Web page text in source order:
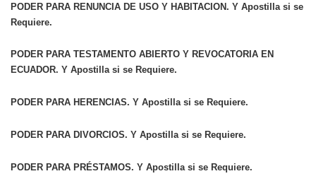
PODER PARA RENUNCIA DE USO Y HABITACION. Y Apostilla si se
Requiere.
PODER PARA TESTAMENTO ABIERTO Y REVOCATORIA EN
ECUADOR. Y Apostilla si se Requiere.
PODER PARA HERENCIAS. Y Apostilla si se Requiere.
PODER PARA DIVORCIOS. Y Apostilla si se Requiere.
PODER PARA PRÉSTAMOS. Y Apostilla si se Requiere.